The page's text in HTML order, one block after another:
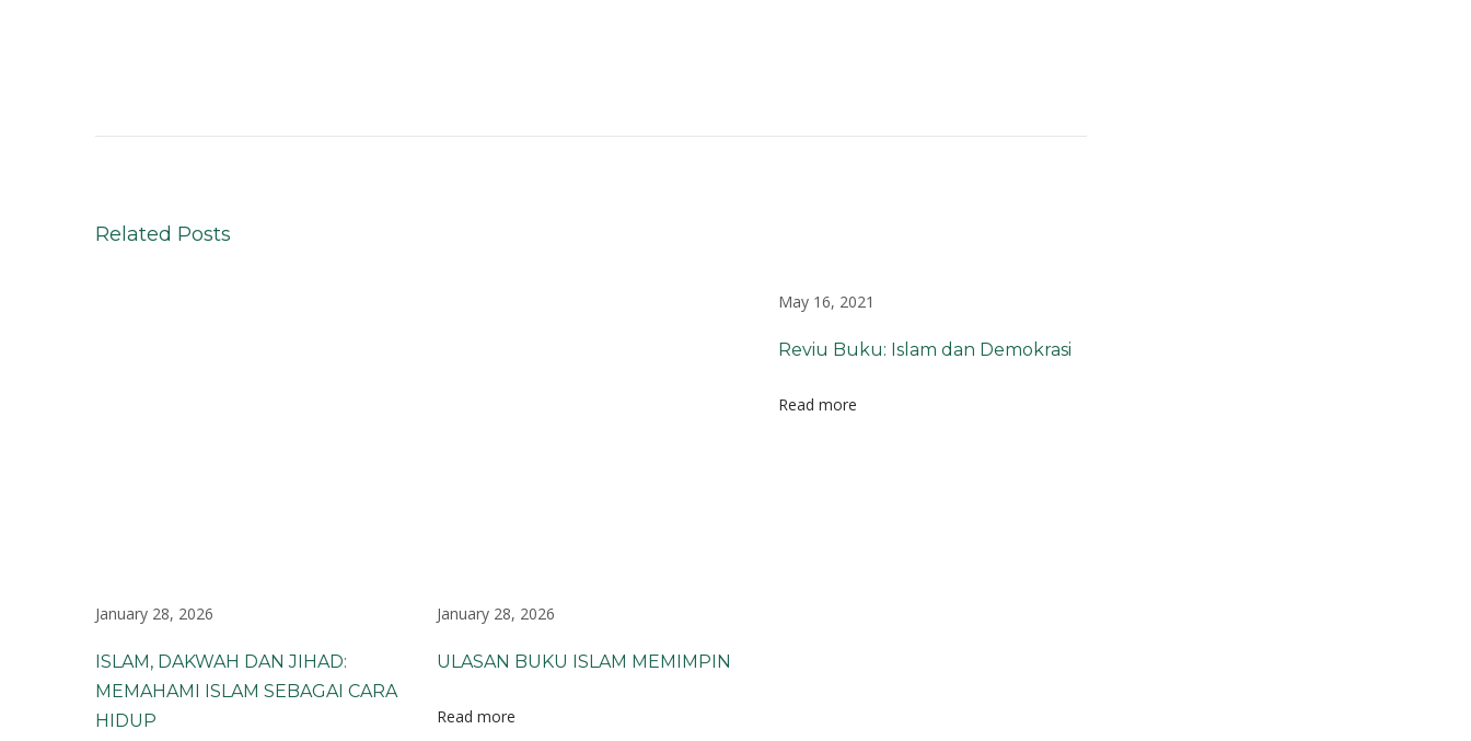
e
l
s
A
l
l
Related Posts
January 28, 2026
ISLAM, DAKWAH DAN JIHAD:
MEMAHAMI ISLAM SEBAGAI CARA
HIDUP
January 28, 2026
ULASAN BUKU ISLAM MEMIMPIN
Read more
May 16, 2021
Reviu Buku: Islam dan Demokrasi
Read more